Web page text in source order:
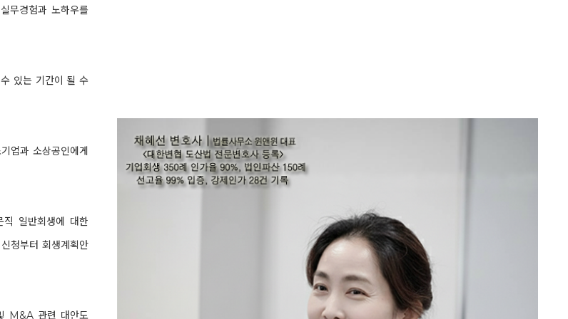
무경험과 노하우를
있는 기간이 될 수
업과 소상공인에게
일반회생에 대한
청부터 회생계획안
M&A 관련 대안도